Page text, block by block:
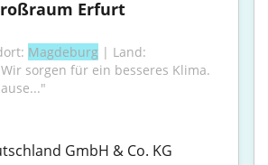
Erfurt
Magdeburg | Land:
sorgen für ein besseres Klima.
GmbH & Co. KG